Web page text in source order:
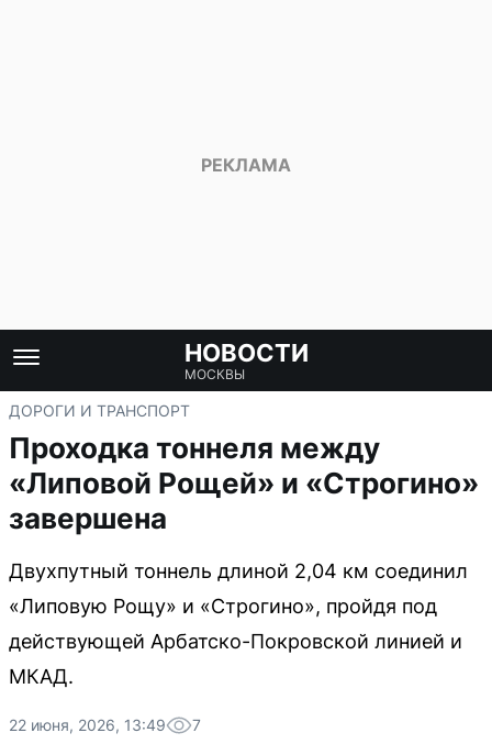
НОВОСТИ
МОСКВЫ
ДОРОГИ И ТРАНСПОРТ
Проходка тоннеля между
«Липовой Рощей» и «Строгино»
завершена
Двухпутный тоннель длиной 2,04 км соединил
«Липовую Рощу» и «Строгино», пройдя под
действующей Арбатско-Покровской линией и
МКАД.
22 июня, 2026, 13:49 7